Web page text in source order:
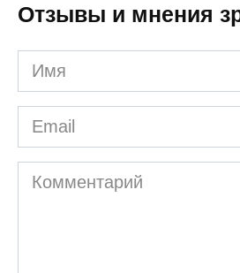
Отзывы и мнения
Имя
Email
Комментарий